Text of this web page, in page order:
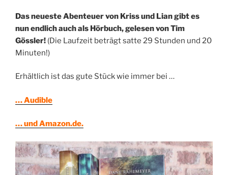
Das neueste Abenteuer von Kriss und Lian gibt es
nun endlich auch als Hörbuch, gelesen von Tim
Gössler! (Die Laufzeit beträgt satte 29 Stunden und 20
Minuten!)
Erhältlich ist das gute Stück wie immer bei …
… Audible
… und Amazon.de.